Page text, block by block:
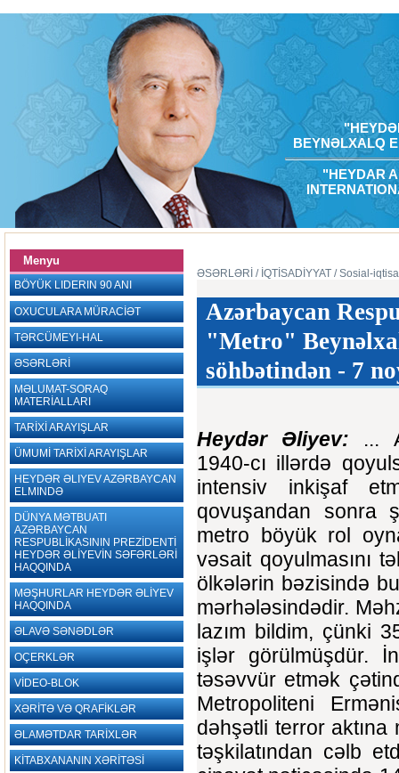
BEYNƏLXALQ
"HEYDAR
Menyu
BÖYÜK LIDERIN 90 ANI
OXUCULARA MÜRACİƏT
TƏRCÜMEYI-HAL
ƏSƏRLƏRİ
MƏLUMAT-SORAQ
MATERİALLARI
TARİXİ ARAYIŞLAR
ÜMUMİ TARİXİ ARAYIŞLAR
HEYDƏR ƏLIYEV AZƏRBAYCAN
ELMINDƏ
DÜNYA MƏTBUATI
AZƏRBAYCAN
RESPUBLİKASININ PREZİDENTİ
HEYDƏR ƏLİYEVİN SƏFƏRLƏRİ
HAQQINDA
MƏŞHURLAR HEYDƏR ƏLİYEV
HAQQINDA
ƏLAVƏ SƏNƏDLƏR
OÇERKLƏR
VİDEO-BLOK
XƏRİTƏ VƏ QRAFİKLƏR
ƏLAMƏTDAR TARİXLƏR
KİTABXANANIN XƏRİTƏSİ
ƏSƏRLƏRİ / İQTİSADİYYAT / Sosial-
Azərbaycan
"Metro"
söhbətindən - 7
Heydər Əliyev: ...
1940-cı illərdə
intensiv inkişaf
qovuşandan sonra
metro böyük rol
vəsait qoyulmasını
ölkələrin bəzisində
mərhələsindədir.
lazım bildim, çünki
işlər görülmüşdür.
təsəvvür etmək
Metropoliteni
dəhşətli terror aktına
təşkilatından cəlb